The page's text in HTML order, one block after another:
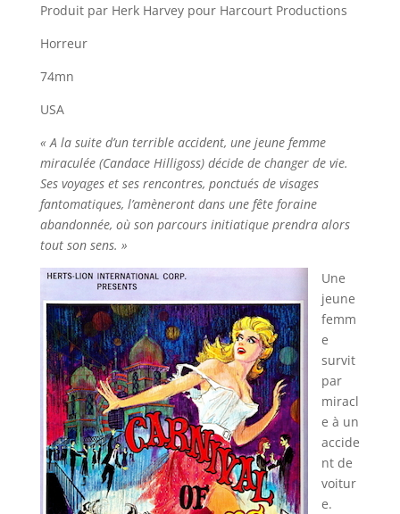
Produit par Herk Harvey pour Harcourt Productions
Horreur
74mn
USA
« A la suite d’un terrible accident, une jeune femme
miraculée (Candace Hilligoss) décide de changer de vie.
Ses voyages et ses rencontres, ponctués de visages
fantomatiques, l’amèneront dans une fête foraine
abandonnée, où son parcours initiatique prendra alors
tout son sens. »
Une
jeune
femm
e
survit
par
miracl
e à un
accide
nt de
voitur
e.